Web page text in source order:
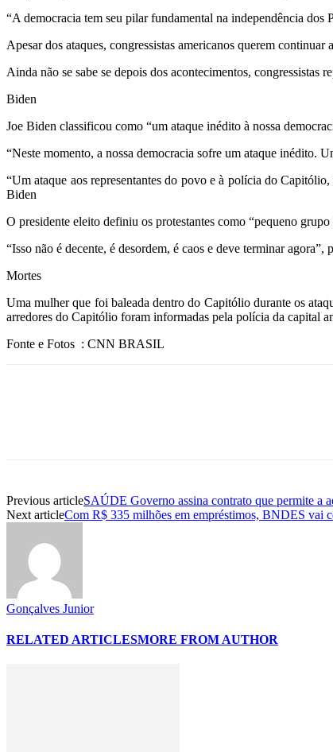
“A democracia tem seu pilar fundamental na independência dos
Apesar dos ataques, congressistas americanos querem
Ainda não se sabe se depois dos acontecimentos, congressistas
Biden
Joe Biden classificou como “um ataque inédito à nossa
“Neste momento, a nossa democracia sofre um ataque inédito.
“Um ataque aos representantes do povo e à polícia do
Biden
O presidente eleito definiu os protestantes como “pequeno grupo
“Isso não é decente, é desordem, é caos e deve terminar agora”,
Mortes
Uma mulher que foi baleada dentro do Capitólio durante os
arredores do Capitólio foram informadas pela polícia da capital
Fonte e Fotos : CNN BRASIL
Previous articleSAÚDE Governo assina contrato que permite a
Next articleCom R$ 335 milhões em empréstimos, BNDES vai
Gonçalves Junior
RELATED ARTICLESMORE FROM AUTHOR